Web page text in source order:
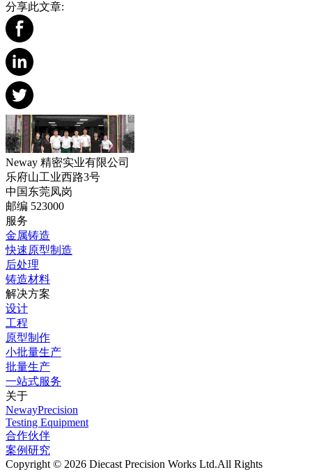
分享此文章:
Neway 精密实业有限公司
乐府山工业西路3号
中国东莞凤岗
邮编 523000
服务
金属铸造
快速原型制造
后处理
铸造材料
解决方案
设计
工程
原型制作
小批量生产
批量生产
一站式服务
关于
NewayPrecision
Testing Equipment
合作伙伴
案例研究
Copyright © 2026 Diecast Precision Works Ltd.All Rights